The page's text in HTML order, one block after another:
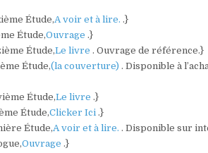
Étude,A voir et à lire. .}
Étude,Ouvrage .}
Étude,Le livre . Ouvrage de référence.}
Étude,(la couverture) . Disponible à
Étude,Le livre .}
Étude,Clicker Ici .}
Étude,A voir et à lire. . Disponible sur
Ouvrage .}